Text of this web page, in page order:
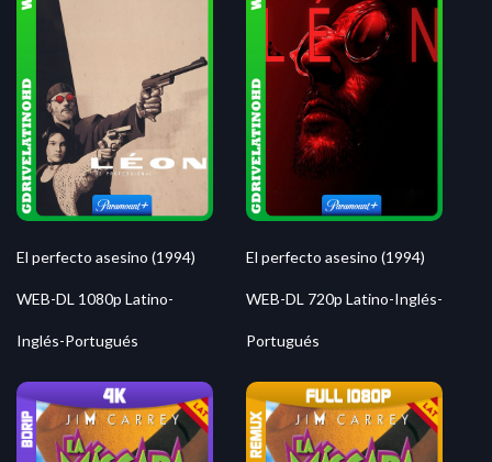
El perfecto asesino (1994)
WEB-DL 1080p Latino-
Inglés-Portugués
El perfecto asesino (1994)
WEB-DL 720p Latino-Inglés-
Portugués